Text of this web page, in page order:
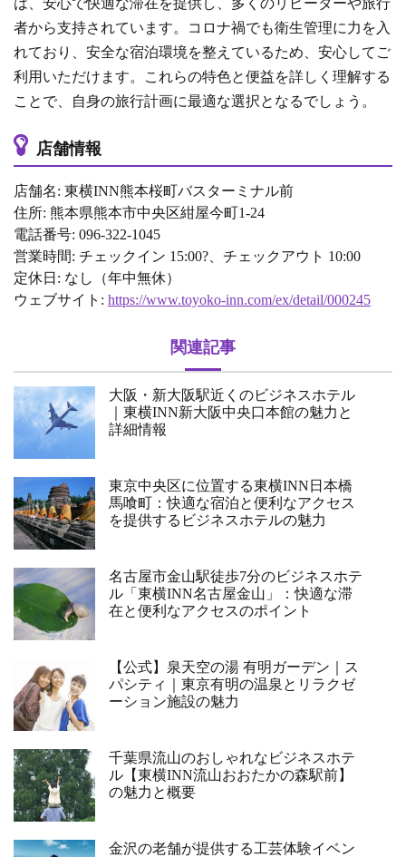
は、安心で快適な滞在を提供し、多くのリピーターや旅行
者から支持されています。コロナ禍でも衛生管理に力を入
れており、安全な宿泊環境を整えているため、安心してご
利用いただけます。これらの特色と便益を詳しく理解する
ことで、自身の旅行計画に最適な選択となるでしょう。
店舗情報
店舗名: 東横INN熊本桜町バスターミナル前
住所: 熊本県熊本市中央区紺屋今町1-24
電話番号: 096-322-1045
営業時間: チェックイン 15:00?、チェックアウト 10:00
定休日: なし（年中無休）
ウェブサイト: https://www.toyoko-inn.com/ex/detail/000245
関連記事
大阪・新大阪駅近くのビジネスホテル
｜東横INN新大阪中央口本館の魅力と
詳細情報
東京中央区に位置する東横INN日本橋
馬喰町：快適な宿泊と便利なアクセス
を提供するビジネスホテルの魅力
名古屋市金山駅徒歩7分のビジネスホテ
ル「東横INN名古屋金山」：快適な滞
在と便利なアクセスのポイント
【公式】泉天空の湯 有明ガーデン｜ス
パシティ｜東京有明の温泉とリラクゼ
ーション施設の魅力
千葉県流山のおしゃれなビジネスホテ
ル【東横INN流山おおたかの森駅前】
の魅力と概要
金沢の老舗が提供する工芸体験イベン